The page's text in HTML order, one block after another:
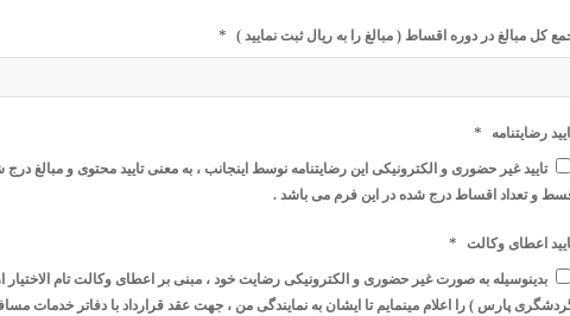
کل مبالغ در دوره اقساط ( مبالغ را به ریال ثبت نمایید ) *
رضایتنامه *
تایید غیر حضوری و الکترونیکی این رضایتنامه نوسط اینجانب ، به معنی تایید محتوی و مبالغ
و تعداد اقساط درج شده در این فرم می باشد .
اعطای وکالت *
بدینوسیله به صورت غیر حضوری و الکترونیکی رضایت خود ، مبنی بر اعطای وکالت تام
پارس ) را اعلام مینمایم تا ایشان به نمایندگی من ، جهت عقد قرارداد با دفاتر خدمات